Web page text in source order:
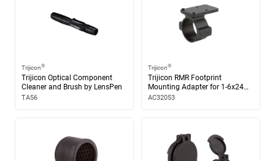
Användningsområde
Synfält
Trijicon®
Trijicon Optical Component
Cleaner and Brush by LensPen
TA56
Trijicon®
Trijicon RMR Footprint
Mounting Adapter for 1-6x24
VCOG
AC32053